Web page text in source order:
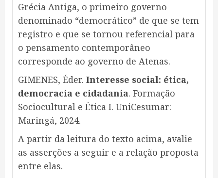
Grécia Antiga, o primeiro governo
denominado “democrático” de que se tem
registro e que se tornou referencial para
o pensamento contemporâneo
corresponde ao governo de Atenas.
GIMENES, Éder. Interesse social: ética,
democracia e cidadania. Formação
Sociocultural e Ética I. UniCesumar:
Maringá, 2024.
A partir da leitura do texto acima, avalie
as asserções a seguir e a relação proposta
entre elas.